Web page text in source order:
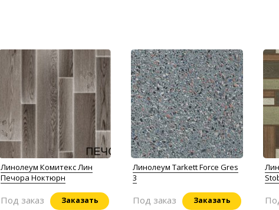
Линолеум Комитекс Лин
Печора Ноктюрн
Заказать
Под заказ
Линолеум Tarkett Force Gres
3
Заказать
Под заказ